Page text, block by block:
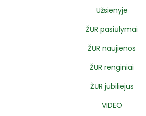
Užsienyje
ŽŪR pasiūlymai
ŽŪR naujienos
ŽŪR renginiai
ŽŪR jubiliejus
VIDEO